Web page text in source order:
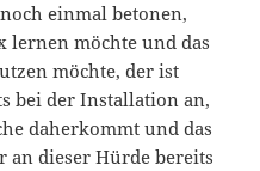
einmal betonen,
möchte und das
möchte, der ist
bei der Installation an,
daherkommt und das
an dieser Hürde bereits